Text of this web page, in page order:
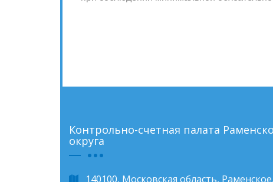
Контрольно-счетная палата
округа
140100, Московская область,